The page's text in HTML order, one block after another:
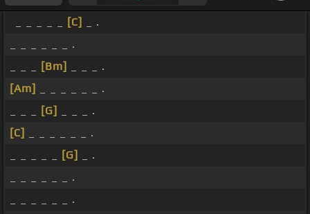
[C]
_ .
_ _ _ _ _ _ .
[Bm]
_ _ _ .
[Am]
_ _ _ _ _ _ .
[G]
_ _ _ .
[C]
_ _ _ _ _ _ .
[G]
_ .
_ _ _ _ _ _ .
_ _ _ _ _ _ .